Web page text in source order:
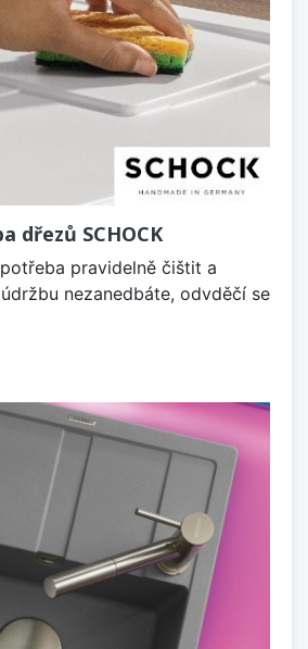
dřezů SCHOCK
pravidelně čištit a
nezanedbáte, odvděčí se